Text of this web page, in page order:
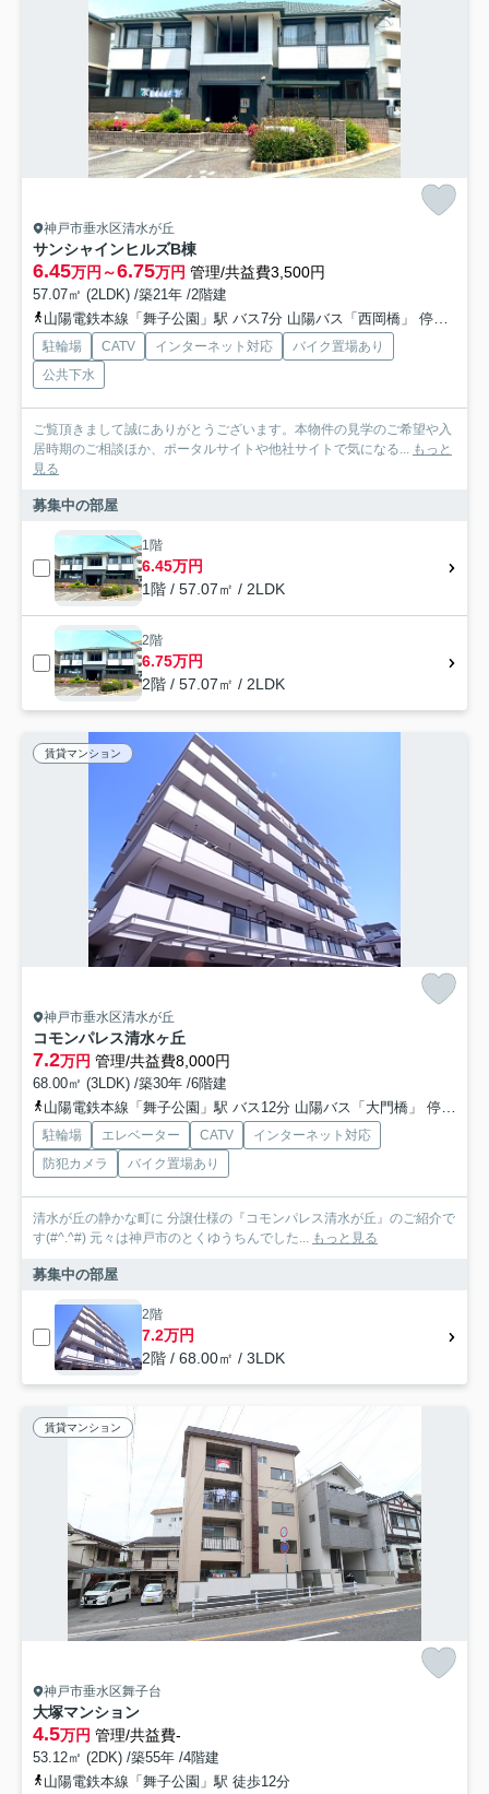
神戸市垂水区清水が丘
サンシャインヒルズB棟
6.45万円～6.75万円 管理/共益費3,500円
57.07㎡ (2LDK) /築21年 /2階建
山陽電鉄本線「舞子公園」駅 バス7分 山陽バス「西岡橋」 停歩2分
駐輪場 CATV インターネット対応
バイク置場あり
公共下水
ご覧頂きまして誠にありがとうございます。本物件の見学のご希望や入
居時期のご相談ほか、ポータルサイトや他社サイトで気になる... もっと
見る
募集中の部屋
1階
6.45万円
1階 / 57.07㎡ / 2LDK
2階
6.75万円
2階 / 57.07㎡ / 2LDK
賃貸マンション
神戸市垂水区清水が丘
コモンパレス清水ヶ丘
7.2万円 管理/共益費8,000円
68.00㎡ (3LDK) /築30年 /6階建
山陽電鉄本線「舞子公園」駅 バス12分 山陽バス「大門橋」 停歩5分
駐輪場 エレベーター CATV
インターネット対応
防犯カメラ
バイク置場あり
清水が丘の静かな町に 分譲仕様の『コモンパレス清水が丘』のご紹介で
す(#^.^#) 元々は神戸市のとくゆうちんでした... もっと見る
募集中の部屋
2階
7.2万円
2階 / 68.00㎡ / 3LDK
賃貸マンション
神戸市垂水区舞子台
大塚マンション
4.5万円 管理/共益費-
53.12㎡ (2DK) /築55年 /4階建
山陽電鉄本線「舞子公園」駅 徒歩12分